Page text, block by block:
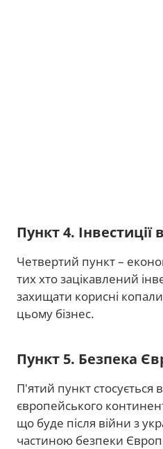
Пункт 4. Інвестиції
Четвертий пункт –
тих хто зацікавлений
захищати корисні
цьому бізнес.
Пункт 5. Безпека
П'ятий пункт
європейського
що буде після війни з
частиною безпеки